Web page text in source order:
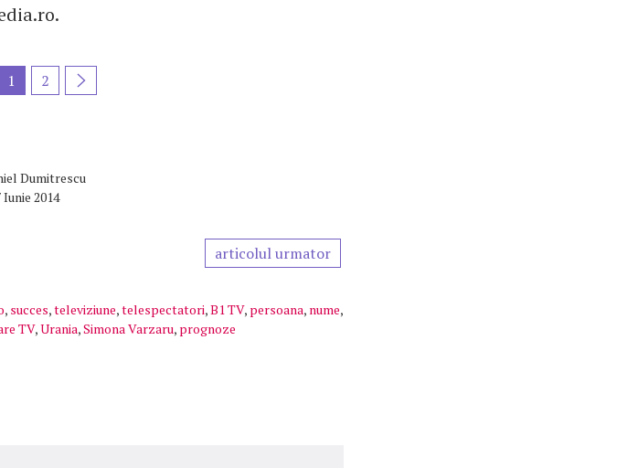
1 2
Dumitrescu
Iunie 2014
articolul urmator
, succes,televiziune,telespectatori,B1 TV, persoana, nume,
TV,Urania,Simona Varzaru, prognoze